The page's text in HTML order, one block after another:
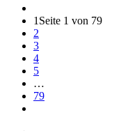
1 Seite 1 von 79
2
3
4
5
…
79